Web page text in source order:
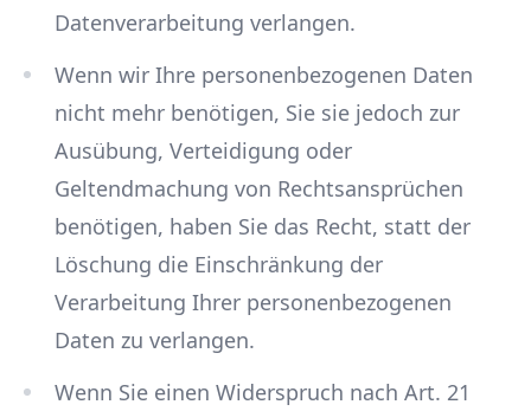
Datenverarbeitung verlangen.
Wenn wir Ihre personenbezogenen Daten
nicht mehr benötigen, Sie sie jedoch zur
Ausübung, Verteidigung oder
Geltendmachung von Rechtsansprüchen
benötigen, haben Sie das Recht, statt der
Löschung die Einschränkung der
Verarbeitung Ihrer personenbezogenen
Daten zu verlangen.
Wenn Sie einen Widerspruch nach Art. 21